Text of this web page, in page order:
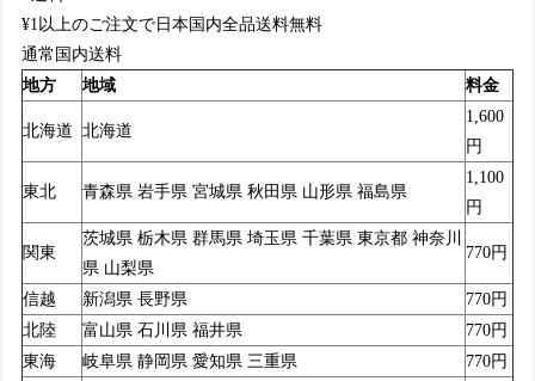
¥1以上のご注文で日本国内全品送料無料
通常国内送料
地方
地域 料金
北海道 北海道
1,600
円
東北 青森県 岩手県 宮城県 秋田県 山形県 福島県
1,100
円
関東
茨城県 栃木県 群馬県 埼玉県 千葉県 東京都 神奈川
県 山梨県
770円
信越 新潟県 長野県
770円
北陸
富山県 石川県 福井県
770円
東海
岐阜県 静岡県 愛知県 三重県
770円